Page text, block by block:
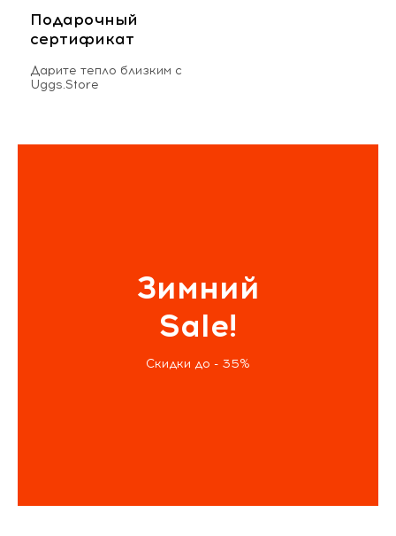
Подарочный
сертификат
Дарите тепло близким с
Uggs.Store
Зимний
Sale!
Скидки до - 35%